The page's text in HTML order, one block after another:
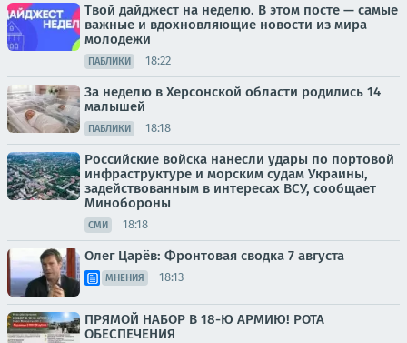
Твой дайджест на неделю. В этом посте — самые
важные и вдохновляющие новости из мира
молодежи
ПАБЛИКИ 18:22
За неделю в Херсонской области родились 14
малышей
ПАБЛИКИ 18:18
Российские войска нанесли удары по портовой
инфраструктуре и морским судам Украины,
задействованным в интересах ВСУ, сообщает
Минобороны
СМИ 18:18
Олег Царёв: Фронтовая сводка 7 августа
МНЕНИЯ 18:13
ПРЯМОЙ НАБОР В 18-Ю АРМИЮ! РОТА
ОБЕСПЕЧЕНИЯ